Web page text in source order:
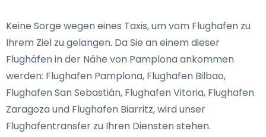
Keine Sorge wegen eines Taxis, um vom Flughafen zu
Ihrem Ziel zu gelangen. Da Sie an einem dieser
Flughäfen in der Nähe von Pamplona ankommen
werden: Flughafen Pamplona, Flughafen Bilbao,
Flughafen San Sebastián, Flughafen Vitoria, Flughafen
Zaragoza und Flughafen Biarritz, wird unser
Flughafentransfer zu Ihren Diensten stehen.